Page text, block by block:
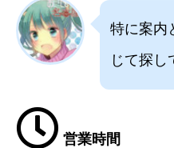
特に案内
じて探し
営業時間